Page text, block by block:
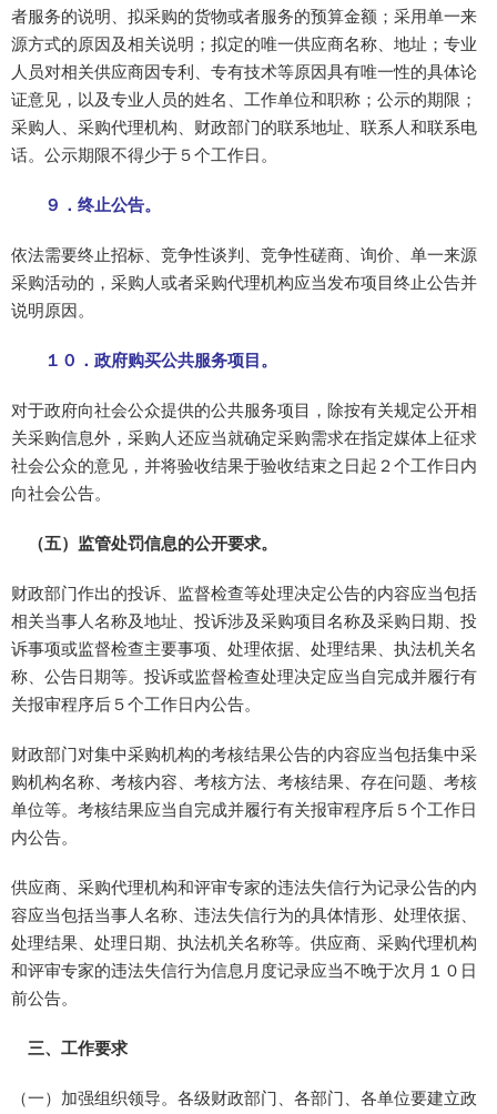
者服务的说明、拟采购的货物或者服务的预算金额；采用单一来
源方式的原因及相关说明；拟定的唯一供应商名称、地址；专业
人员对相关供应商因专利、专有技术等原因具有唯一性的具体论
证意见，以及专业人员的姓名、工作单位和职称；公示的期限；
采购人、采购代理机构、财政部门的联系地址、联系人和联系电
话。公示期限不得少于５个工作日。
９．终止公告。
依法需要终止招标、竞争性谈判、竞争性磋商、询价、单一来源
采购活动的，采购人或者采购代理机构应当发布项目终止公告并
说明原因。
１０．政府购买公共服务项目。
对于政府向社会公众提供的公共服务项目，除按有关规定公开相
关采购信息外，采购人还应当就确定采购需求在指定媒体上征求
社会公众的意见，并将验收结果于验收结束之日起２个工作日内
向社会公告。
（五）监管处罚信息的公开要求。
财政部门作出的投诉、监督检查等处理决定公告的内容应当包括
相关当事人名称及地址、投诉涉及采购项目名称及采购日期、投
诉事项或监督检查主要事项、处理依据、处理结果、执法机关名
称、公告日期等。投诉或监督检查处理决定应当自完成并履行有
关报审程序后５个工作日内公告。
财政部门对集中采购机构的考核结果公告的内容应当包括集中采
购机构名称、考核内容、考核方法、考核结果、存在问题、考核
单位等。考核结果应当自完成并履行有关报审程序后５个工作日
内公告。
供应商、采购代理机构和评审专家的违法失信行为记录公告的内
容应当包括当事人名称、违法失信行为的具体情形、处理依据、
处理结果、处理日期、执法机关名称等。供应商、采购代理机构
和评审专家的违法失信行为信息月度记录应当不晚于次月１０日
前公告。
三、工作要求
（一）加强组织领导。各级财政部门、各部门、各单位要建立政